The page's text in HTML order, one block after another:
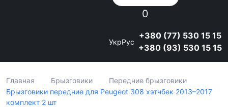
0
УкрРус
+380 (77) 530 15 15
+380 (93) 530 15 15
Главная Брызговики
Передние брызговики
Брызговики передние для Peugeot 308 хэтчбек 2013–2017
комплект 2 шт